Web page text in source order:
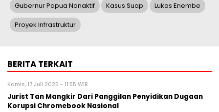
Gubernur Papua Nonaktif Kasus Suap Lukas Enembe
Proyek Infrastruktur
BERITA TERKAIT
Kamis, 17 Juli 2025 - 11:55 WIB
Jurist Tan Mangkir Dari Panggilan Penyidikan Dugaan
Korupsi Chromebook Nasional